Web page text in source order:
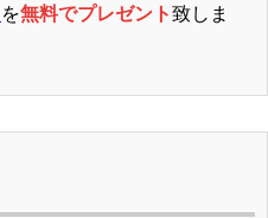
を無料でプレゼント致しま